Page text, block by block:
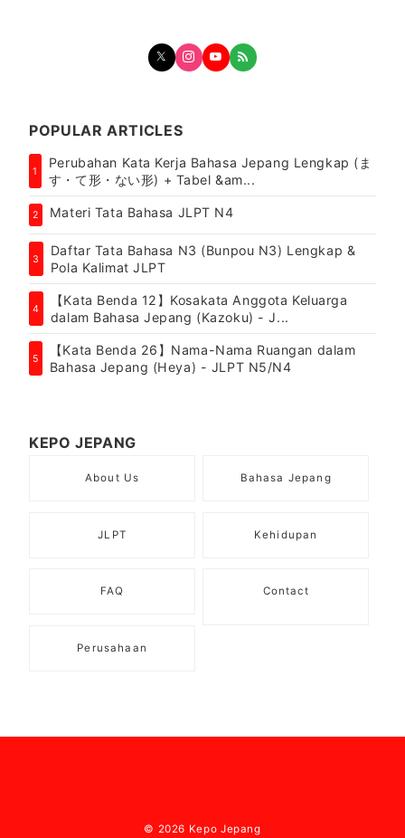
POPULAR ARTICLES
1
Perubahan Kata Kerja Bahasa Jepang Lengkap (ま
す・て形・ない形) + Tabel &am...
2 Materi Tata Bahasa JLPT N4
3
Daftar Tata Bahasa N3 (Bunpou N3) Lengkap &
Pola Kalimat JLPT
4
【Kata Benda 12】Kosakata Anggota Keluarga
dalam Bahasa Jepang (Kazoku) - J...
5
【Kata Benda 26】Nama-Nama Ruangan dalam
Bahasa Jepang (Heya) - JLPT N5/N4
KEPO JEPANG
About Us Bahasa Jepang
JLPT Kehidupan
FAQ Contact
Perusahaan
© 2026 Kepo Jepang